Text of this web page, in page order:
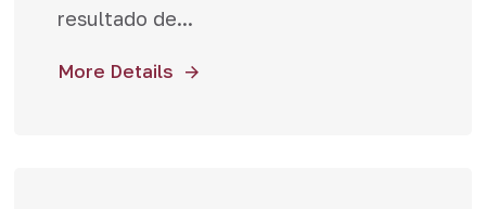
resultado de...
More Details